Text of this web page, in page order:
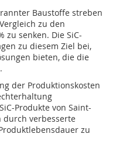
Baustoffe streben
zu den
zu senken. Die SiC-
zu diesem Ziel bei,
bieten, die die
der Produktionskosten
Produkte von Saint-
durch verbesserte
zu